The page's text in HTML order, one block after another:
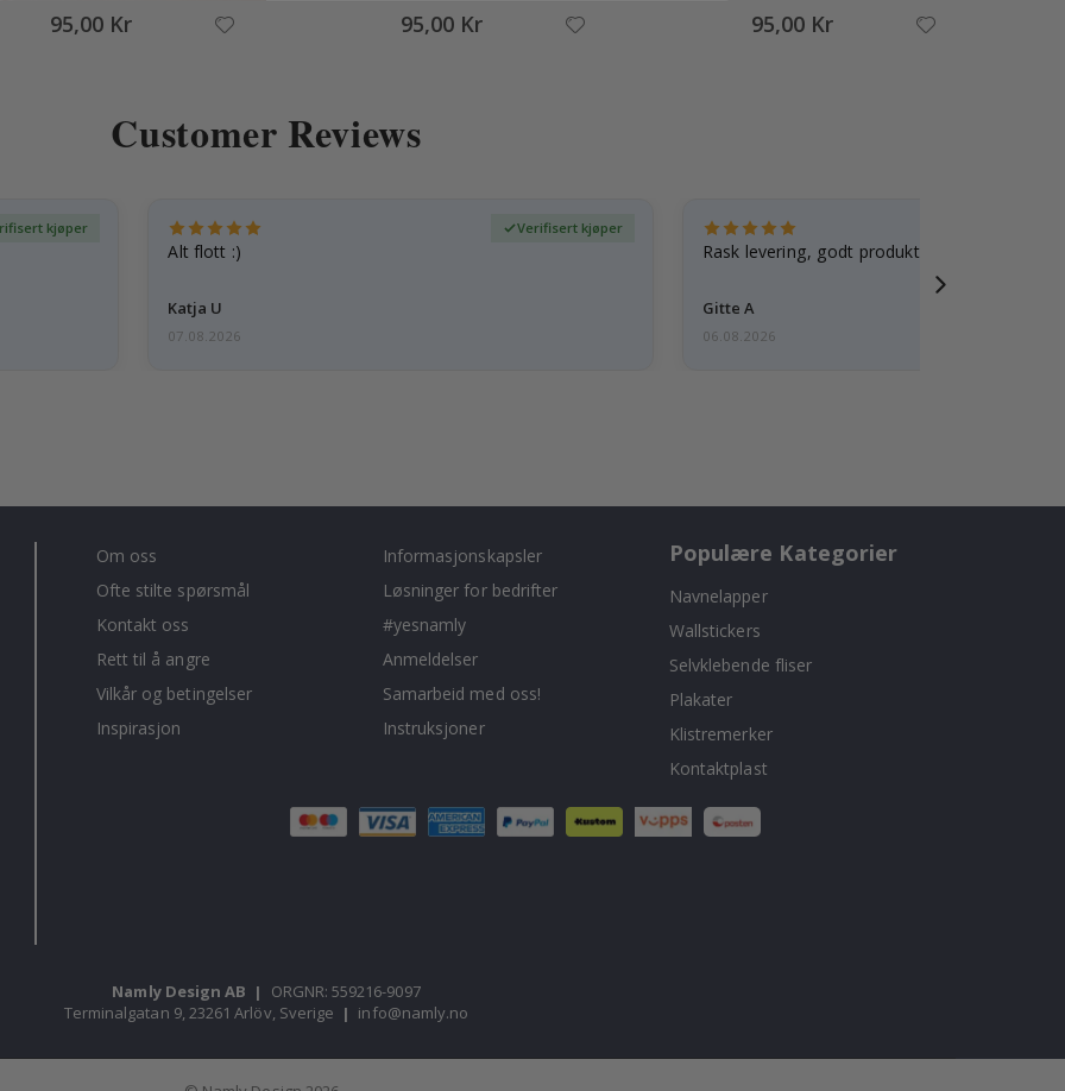
95,00 Kr 95,00 Kr 95,00 Kr
Customer Reviews
kjøper
Alt flott :)
Katja U
Verifisert kjøper
07.08.2026
Rask levering, godt produkt
Gitte A
06.08.2026
Om oss
Ofte stilte spørsmål
Kontakt oss
Rett til å angre
Vilkår og betingelser
Inspirasjon
Informasjonskapsler
Løsninger for bedrifter
#yesnamly
Anmeldelser
Samarbeid med oss!
Instruksjoner
Populære Kategorier
Navnelapper
Wallstickers
Selvklebende fliser
Plakater
Klistremerker
Kontaktplast
Namly Design AB |
ORGNR: 559216-9097
Terminalgatan 9, 23261 Arlöv, Sverige | info@namly.no